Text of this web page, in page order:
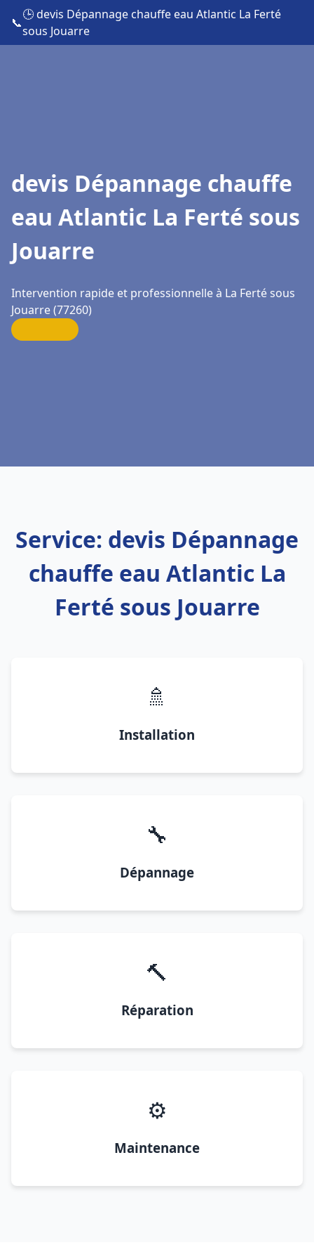
📞
🕒 devis Dépannage chauffe eau Atlantic La Ferté
sous Jouarre
devis Dépannage chauffe
eau Atlantic La Ferté sous
Jouarre
Intervention rapide et professionnelle à La Ferté sous
Jouarre (77260)
Service: devis Dépannage
chauffe eau Atlantic La
Ferté sous Jouarre
🚿
Installation
🔧
Dépannage
🔨
Réparation
⚙️
Maintenance